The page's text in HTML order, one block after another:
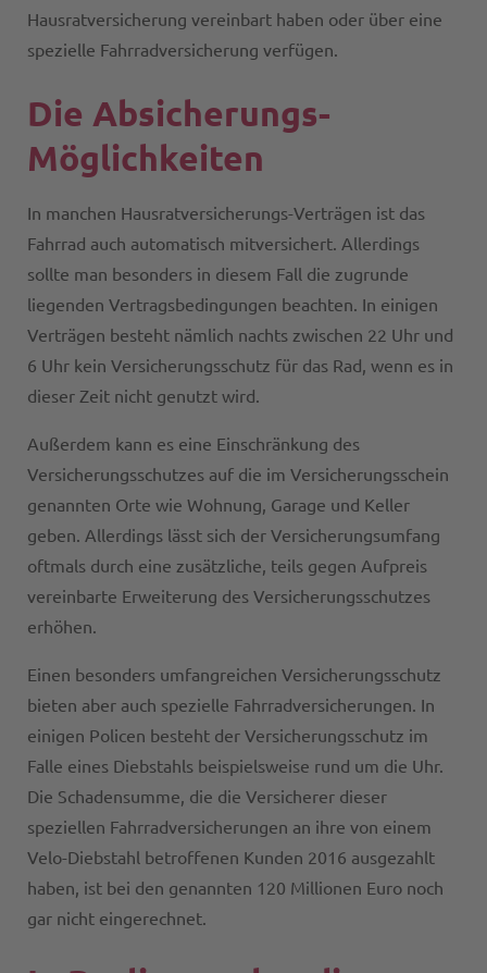
Hausratversicherung vereinbart haben oder über eine
spezielle Fahrradversicherung verfügen.
Die Absicherungs-
Möglichkeiten
In manchen Hausratversicherungs-Verträgen ist das
Fahrrad auch automatisch mitversichert. Allerdings
sollte man besonders in diesem Fall die zugrunde
liegenden Vertragsbedingungen beachten. In einigen
Verträgen besteht nämlich nachts zwischen 22 Uhr und
6 Uhr kein Versicherungsschutz für das Rad, wenn es in
dieser Zeit nicht genutzt wird.
Außerdem kann es eine Einschränkung des
Versicherungsschutzes auf die im Versicherungsschein
genannten Orte wie Wohnung, Garage und Keller
geben. Allerdings lässt sich der Versicherungsumfang
oftmals durch eine zusätzliche, teils gegen Aufpreis
vereinbarte Erweiterung des Versicherungsschutzes
erhöhen.
Einen besonders umfangreichen Versicherungsschutz
bieten aber auch spezielle Fahrradversicherungen. In
einigen Policen besteht der Versicherungsschutz im
Falle eines Diebstahls beispielsweise rund um die Uhr.
Die Schadensumme, die die Versicherer dieser
speziellen Fahrradversicherungen an ihre von einem
Velo-Diebstahl betroffenen Kunden 2016 ausgezahlt
haben, ist bei den genannten 120 Millionen Euro noch
gar nicht eingerechnet.